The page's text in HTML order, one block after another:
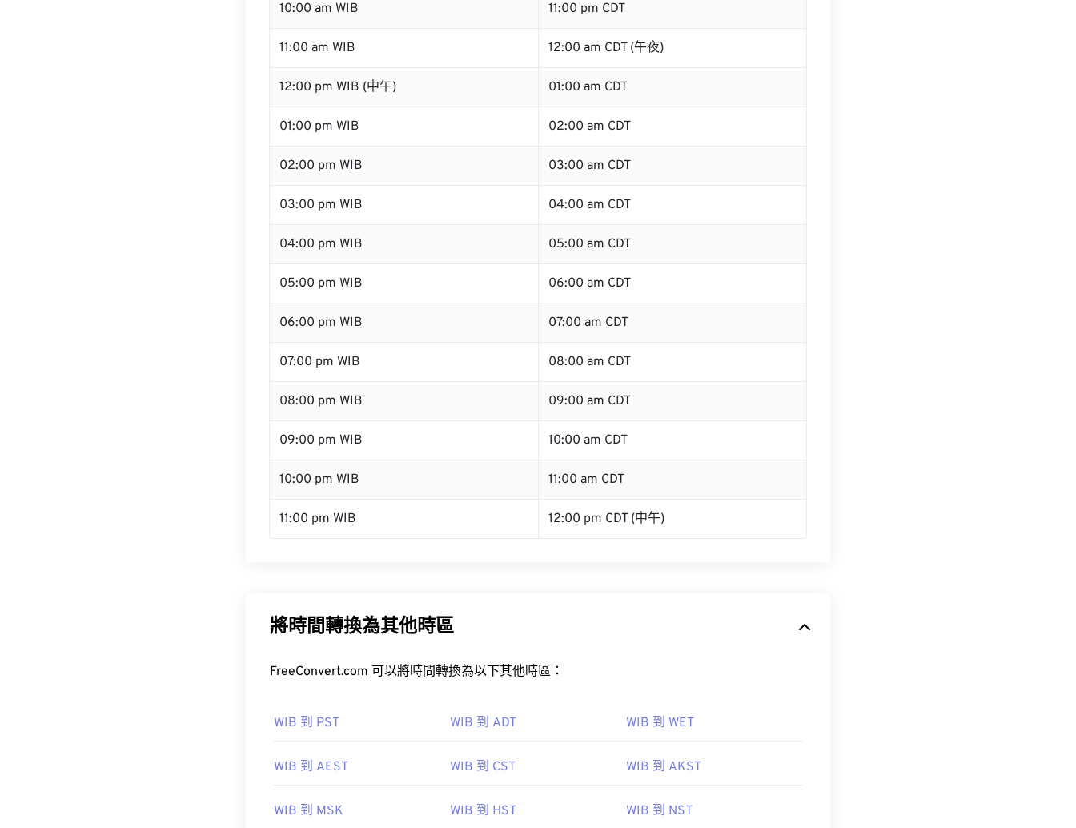
10:00 am WIB 11:00 pm CDT
11:00 am WIB 12:00 am CDT (午夜)
12:00 pm WIB (中午) 01:00 am CDT
01:00 pm WIB 02:00 am CDT
02:00 pm WIB 03:00 am CDT
03:00 pm WIB 04:00 am CDT
04:00 pm WIB 05:00 am CDT
05:00 pm WIB 06:00 am CDT
06:00 pm WIB 07:00 am CDT
07:00 pm WIB 08:00 am CDT
08:00 pm WIB 09:00 am CDT
09:00 pm WIB 10:00 am CDT
10:00 pm WIB 11:00 am CDT
11:00 pm WIB 12:00 pm CDT (中午)
將時間轉換為其他時區
FreeConvert.com 可以將時間轉換為以下其他時區：
WIB 到 PST WIB 到 ADT WIB 到 WET
WIB 到 AEST WIB 到 CST WIB 到 AKST
WIB 到 MSK WIB 到 HST WIB 到 NST